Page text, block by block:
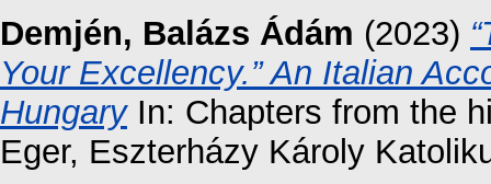
Demjén, Balázs Ádám (2023)
Your Excellency.” An Italian
HungaryIn: Chapters from the
Eger, Eszterházy Károly